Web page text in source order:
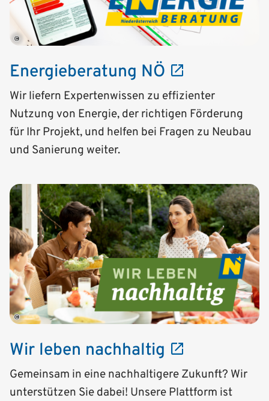
©
Energieberatung NÖ
Wir liefern Expertenwissen zu effizienter
Nutzung von Energie, der richtigen Förderung
für Ihr Projekt, und helfen bei Fragen zu Neubau
und Sanierung weiter.
©
Wir leben nachhaltig
Gemeinsam in eine nachhaltigere Zukunft? Wir
unterstützen Sie dabei! Unsere Plattform ist